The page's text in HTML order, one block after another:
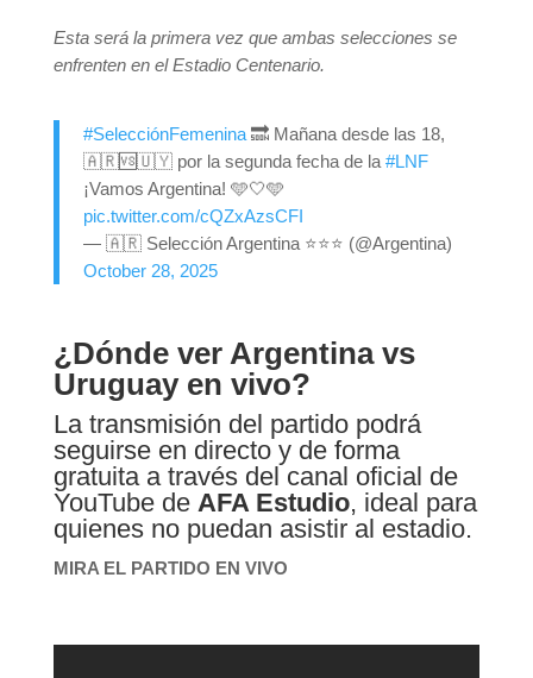
Esta será la primera vez que ambas selecciones se
enfrenten en el Estadio Centenario.
#SelecciónFemenina🔜 Mañana desde las 18,
🇦🇷🆚🇺🇾 por la segunda fecha de la #LNF
¡Vamos Argentina! 🩵🤍🩵
pic.twitter.com/cQZxAzsCFI
— 🇦🇷 Selección Argentina ⭐⭐⭐ (@Argentina)
October 28, 2025
¿Dónde ver Argentina vs
Uruguay en vivo?
La transmisión del partido podrá
seguirse en directo y de forma
gratuita a través del canal oficial de
YouTube de AFA Estudio, ideal para
quienes no puedan asistir al estadio.
MIRA EL PARTIDO EN VIVO